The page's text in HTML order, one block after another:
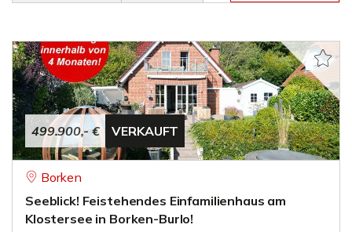
499.900,- € VERKAUFT
Borken
Seeblick! Feistehendes Einfamilienhaus am
Klostersee in Borken-Burlo!